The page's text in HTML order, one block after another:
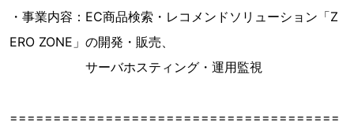
・事業内容：EC商品検索・レコメンドソリューション「Z
ERO ZONE」の開発・販売、
サーバホスティング・運用監視
======================================